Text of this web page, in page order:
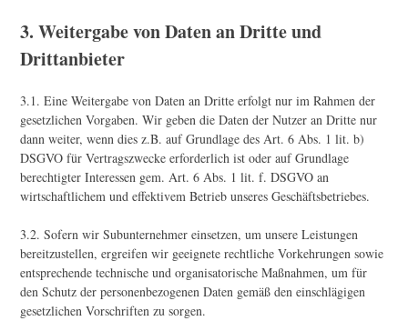
3. Weitergabe von Daten an Dritte und
Drittanbieter
3.1. Eine Weitergabe von Daten an Dritte erfolgt nur im Rahmen der
gesetzlichen Vorgaben. Wir geben die Daten der Nutzer an Dritte nur
dann weiter, wenn dies z.B. auf Grundlage des Art. 6 Abs. 1 lit. b)
DSGVO für Vertragszwecke erforderlich ist oder auf Grundlage
berechtigter Interessen gem. Art. 6 Abs. 1 lit. f. DSGVO an
wirtschaftlichem und effektivem Betrieb unseres Geschäftsbetriebes.
3.2. Sofern wir Subunternehmer einsetzen, um unsere Leistungen
bereitzustellen, ergreifen wir geeignete rechtliche Vorkehrungen sowie
entsprechende technische und organisatorische Maßnahmen, um für
den Schutz der personenbezogenen Daten gemäß den einschlägigen
gesetzlichen Vorschriften zu sorgen.